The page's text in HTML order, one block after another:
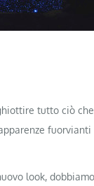
tutto ciò
look,